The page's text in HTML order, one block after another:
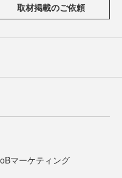
取材掲載のご依頼
マーケティング